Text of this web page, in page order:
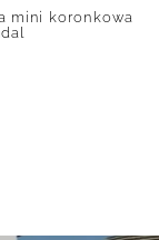
mini koronkowa